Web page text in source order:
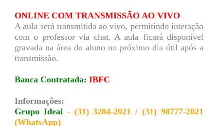
ONLINE COM TRANSMISSÃO AO VIVO
A aula será transmitida ao vivo, permitindo interação
com o professor via chat. A aula ficará disponível
gravada na área do aluno no próximo dia útil após a
transmissão.
Banca Contratada: IBFC
Informações:
Grupo Ideal- (31) 3284-2021 / (31) 98777-2021
(WhatsApp)